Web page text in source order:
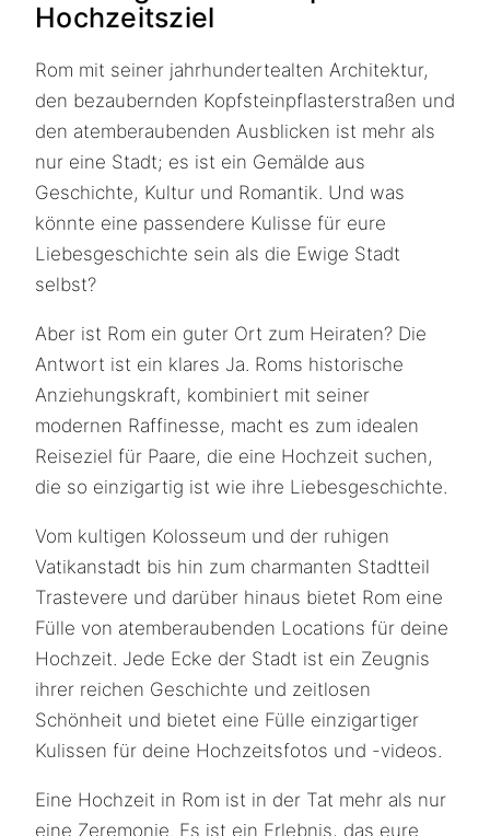
Hochzeitsziel
Rom mit seiner jahrhundertealten Architektur,
den bezaubernden Kopfsteinpflasterstraßen und
den atemberaubenden Ausblicken ist mehr als
nur eine Stadt; es ist ein Gemälde aus
Geschichte, Kultur und Romantik. Und was
könnte eine passendere Kulisse für eure
Liebesgeschichte sein als die Ewige Stadt
selbst?
Aber ist Rom ein guter Ort zum Heiraten? Die
Antwort ist ein klares Ja. Roms historische
Anziehungskraft, kombiniert mit seiner
modernen Raffinesse, macht es zum idealen
Reiseziel für Paare, die eine Hochzeit suchen,
die so einzigartig ist wie ihre Liebesgeschichte.
Vom kultigen Kolosseum und der ruhigen
Vatikanstadt bis hin zum charmanten Stadtteil
Trastevere und darüber hinaus bietet Rom eine
Fülle von atemberaubenden Locations für deine
Hochzeit. Jede Ecke der Stadt ist ein Zeugnis
ihrer reichen Geschichte und zeitlosen
Schönheit und bietet eine Fülle einzigartiger
Kulissen für deine Hochzeitsfotos und -videos.
Eine Hochzeit in Rom ist in der Tat mehr als nur
eine Zeremonie. Es ist ein Erlebnis, das eure